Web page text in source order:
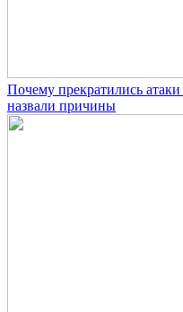
Почему прекратились
назвали причины